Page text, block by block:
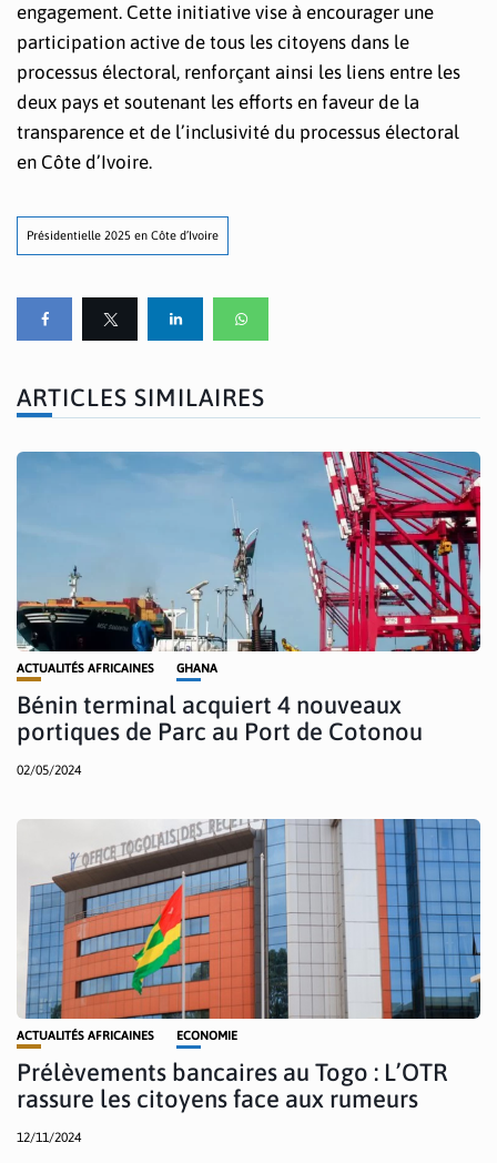
engagement. Cette initiative vise à encourager une
participation active de tous les citoyens dans le
processus électoral, renforçant ainsi les liens entre les
deux pays et soutenant les efforts en faveur de la
transparence et de l’inclusivité du processus électoral
en Côte d’Ivoire.
Présidentielle 2025 en Côte d’Ivoire
ARTICLES SIMILAIRES
ACTUALITÉS AFRICAINES GHANA
Bénin terminal acquiert 4 nouveaux
portiques de Parc au Port de Cotonou
02/05/2024
ACTUALITÉS AFRICAINES ECONOMIE
Prélèvements bancaires au Togo : L’OTR
rassure les citoyens face aux rumeurs
12/11/2024